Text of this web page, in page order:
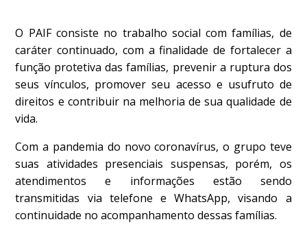
O PAIF consiste no trabalho social com famílias, de
caráter continuado, com a finalidade de fortalecer a
função protetiva das famílias, prevenir a ruptura dos
seus vínculos, promover seu acesso e usufruto de
direitos e contribuir na melhoria de sua qualidade de
vida.
Com a pandemia do novo coronavírus, o grupo teve
suas atividades presenciais suspensas, porém, os
atendimentos e informações estão sendo
transmitidas via telefone e WhatsApp, visando a
continuidade no acompanhamento dessas famílias.